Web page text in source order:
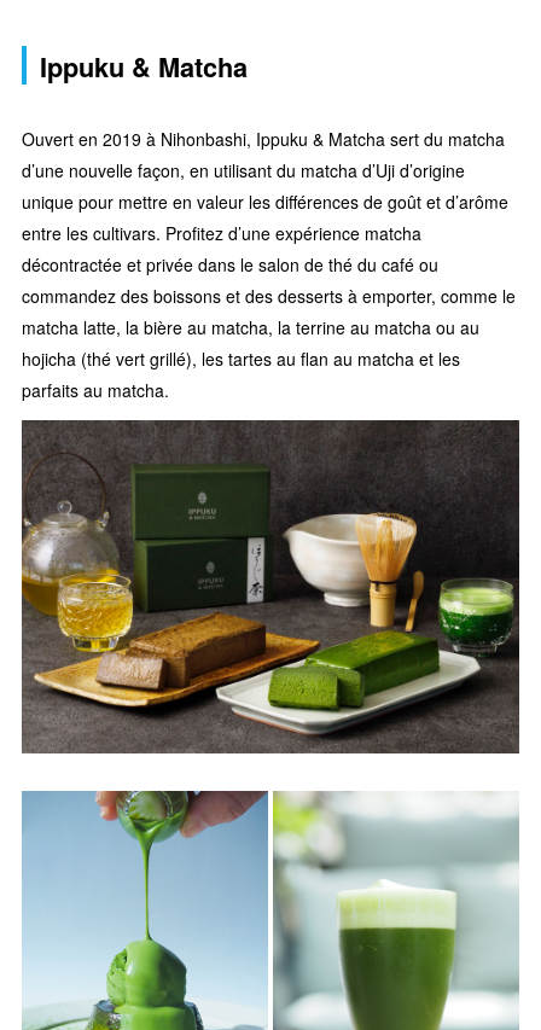
Ippuku & Matcha
Ouvert en 2019 à Nihonbashi, Ippuku & Matcha sert du matcha
d’une nouvelle façon, en utilisant du matcha d’Uji d’origine
unique pour mettre en valeur les différences de goût et d’arôme
entre les cultivars. Profitez d’une expérience matcha
décontractée et privée dans le salon de thé du café ou
commandez des boissons et des desserts à emporter, comme le
matcha latte, la bière au matcha, la terrine au matcha ou au
hojicha (thé vert grillé), les tartes au flan au matcha et les
parfaits au matcha.